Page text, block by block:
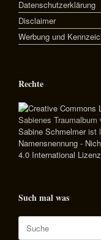
Datenschutzerklärung
Disclaimer
Werbung und
Rechte
Sabienes Traumalbum
Sabine Schmelmerist
Namensnennung -
4.0 International Lizenz
Such mal was
Suche
nach: